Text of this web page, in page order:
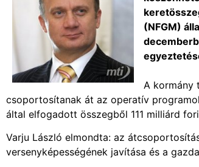
(NFGM)
A kormány
csoportosítanak át az operatív
által elfogadott összegből 111 milliárd
Varju László elmondta: az
versenyképességének javítása és a